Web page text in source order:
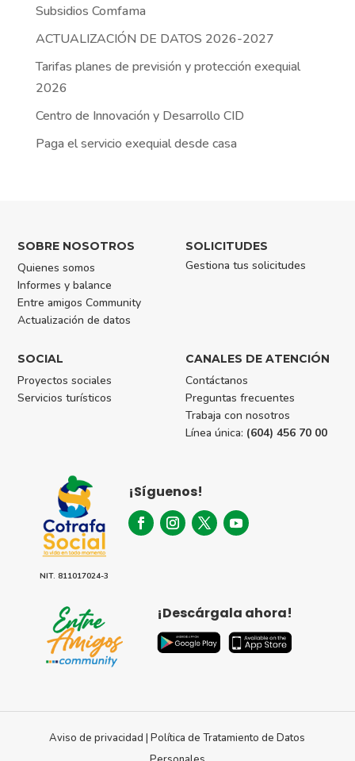
Subsidios Comfama
ACTUALIZACIÓN DE DATOS 2026-2027
Tarifas planes de previsión y protección exequial
2026
Centro de Innovación y Desarrollo CID
Paga el servicio exequial desde casa
SOBRE NOSOTROS
Quienes somos
Informes y balance
Entre amigos Community
Actualización de datos
SOLICITUDES
Gestiona tus solicitudes
SOCIAL
Proyectos sociales
Servicios turísticos
CANALES DE ATENCIÓN
Contáctanos
Preguntas frecuentes
Trabaja con nosotros
Línea única: (604) 456 70 00
NIT. 811017024-3
¡Síguenos!
¡Descárgala ahora!
Aviso de privacidad |Política de Tratamiento de Datos